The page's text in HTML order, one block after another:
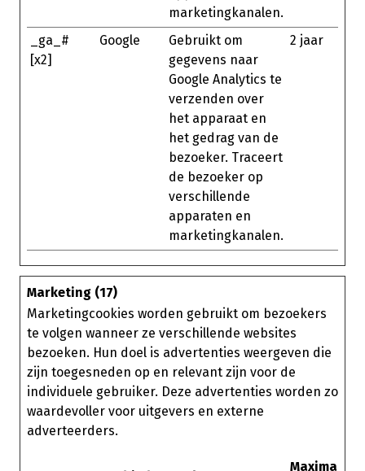
marketingkanalen.
_ga_#
[x2]
Google
Gebruikt om
gegevens naar
Google Analytics te
verzenden over
het apparaat en
het gedrag van de
bezoeker. Traceert
de bezoeker op
verschillende
apparaten en
marketingkanalen.
2 jaar
Marketing (17)
Marketingcookies worden gebruikt om bezoekers
te volgen wanneer ze verschillende websites
bezoeken. Hun doel is advertenties weergeven die
zijn toegesneden op en relevant zijn voor de
individuele gebruiker. Deze advertenties worden zo
waardevoller voor uitgevers en externe
adverteerders.
Maximale